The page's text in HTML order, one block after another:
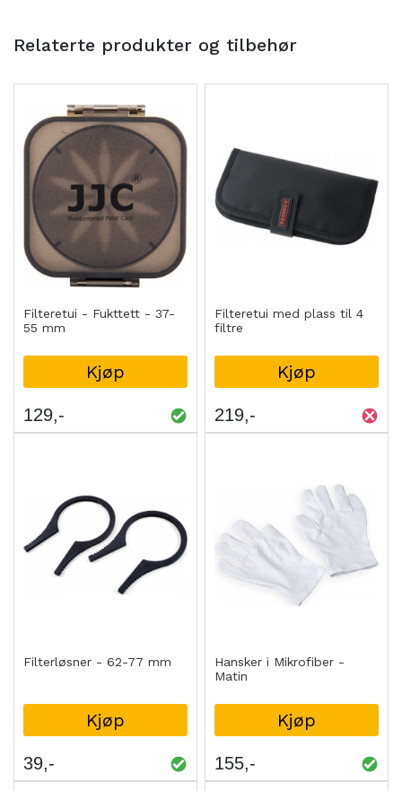
Relaterte produkter og tilbehør
Filteretui - Fukttett - 37-
55 mm
Kjøp
129
Filteretui med plass til 4
filtre
Kjøp
219
Filterløsner - 62-77 mm
Kjøp
39
Hansker i Mikrofiber -
Matin
Kjøp
155